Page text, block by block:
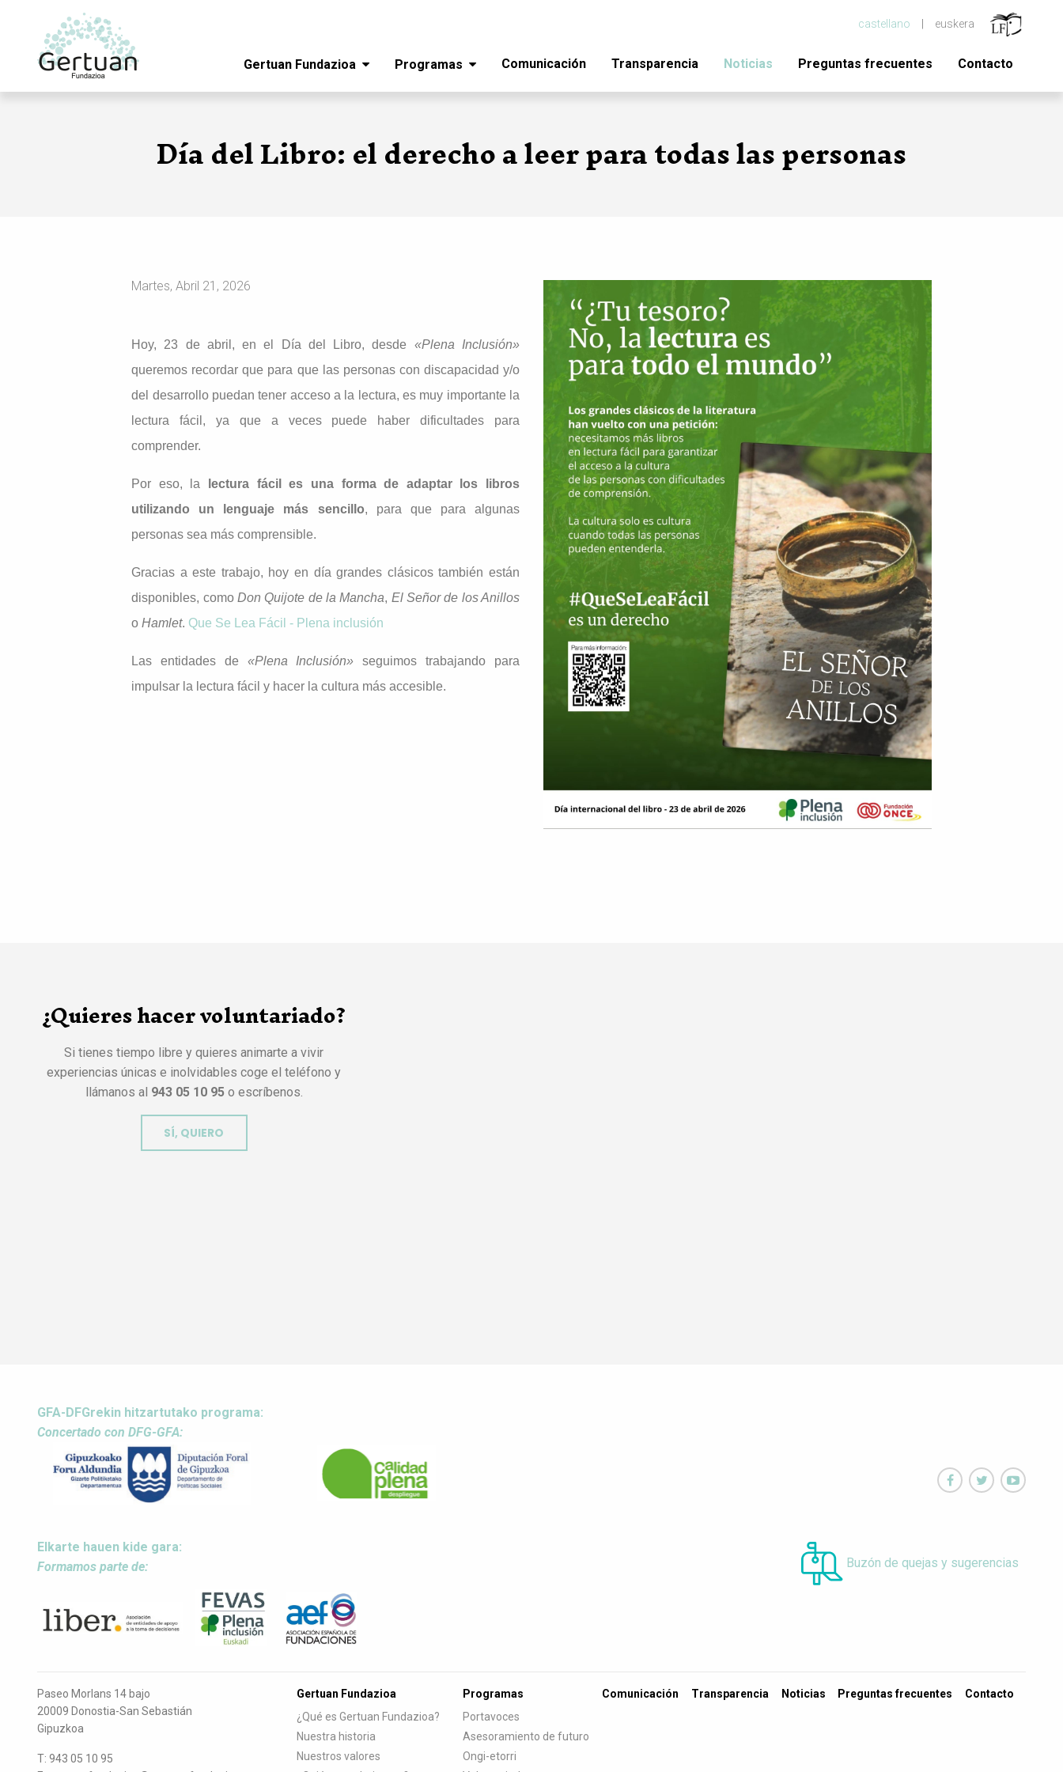
castellano euskera
Gertuan Fundazioa Programas Comunicación Transparencia Noticias Preguntas frecuentes Contacto
Día del Libro: el derecho a leer para todas las personas
Martes, Abril 21, 2026
Hoy, 23 de abril, en el Día del Libro, desde «Plena Inclusión»
queremos recordar que para que las personas con discapacidad y/o
del desarrollo puedan tener acceso a la lectura, es muy importante la
lectura fácil, ya que a veces puede haber dificultades para
comprender.
Por eso, la
lectura fácil es una forma de adaptar los libros
utilizando un lenguaje más sencillo, para que para algunas
personas sea más comprensible.
Gracias a este trabajo, hoy en día grandes clásicos también están
disponibles, como Don Quijote de la Mancha, El Señor de los Anillos
oHamlet. Que Se Lea Fácil - Plena inclusión
Las entidades de «Plena Inclusión» seguimos trabajando para
impulsar la lectura fácil y hacer la cultura más accesible.
¿Quieres hacer voluntariado?
Si tienes tiempo libre y quieres animarte a vivir
experiencias únicas e inolvidables coge el teléfono y
llámanos al 943 05 10 95 o escríbenos.
SÍ, QUIERO
GFA-DFGrekin hitzartutako programa:
Concertado con DFG-GFA:
Elkarte hauen kide gara:
Formamos parte de:
  
Paseo Morlans 14 bajo
20009 Donostia-San Sebastián
Gipuzkoa
T: 943 05 10 95
Buzón de quejas y sugerencias
Gertuan Fundazioa
¿Qué es Gertuan Fundazioa?
Nuestra historia
Nuestros valores
Programas
Portavoces
Asesoramiento de futuro
Ongi-etorri
Comunicación Transparencia Noticias Preguntas frecuentes Contacto